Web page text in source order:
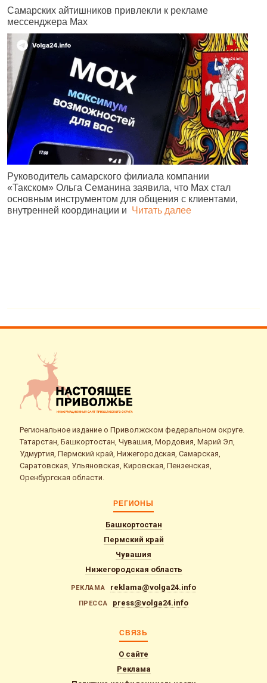
Самарских айтишников привлекли к рекламе
мессенджера Max
Руководитель самарского филиала компании
«Такском» Ольга Семанина заявила, что Max стал
основным инструментом для общения с клиентами,
внутренней координации и Читать далее
Региональное издание о Приволжском федеральном округе.
Татарстан, Башкортостан, Чувашия, Мордовия, Марий Эл,
Удмуртия, Пермский край, Нижегородская, Самарская,
Саратовская, Ульяновская, Кировская, Пензенская,
Оренбургская области.
РЕГИОНЫ
Башкортостан
Пермский край
Чувашия
Нижегородская область
РЕКЛАМА reklama@volga24.info
ПРЕССА press@volga24.info
СВЯЗЬ
О сайте
Реклама